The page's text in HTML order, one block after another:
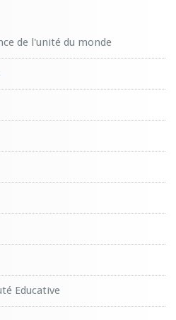
de l'unité du monde
Educative